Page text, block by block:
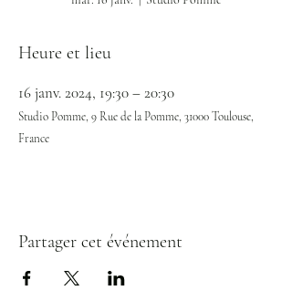
Heure et lieu
16 janv. 2024, 19:30 – 20:30
Studio Pomme, 9 Rue de la Pomme, 31000 Toulouse,
France
Partager cet événement